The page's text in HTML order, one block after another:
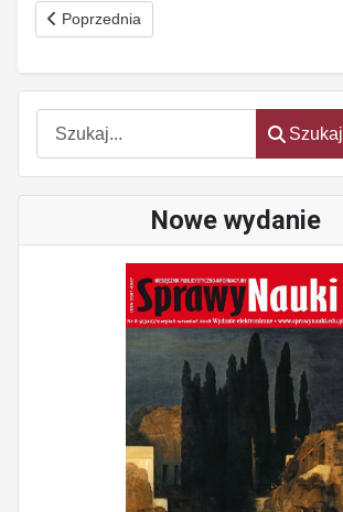
Szukaj
Szukaj
Nowe wydanie
Poprzednia strona: Stypendia w Niemczech
Poprzednia